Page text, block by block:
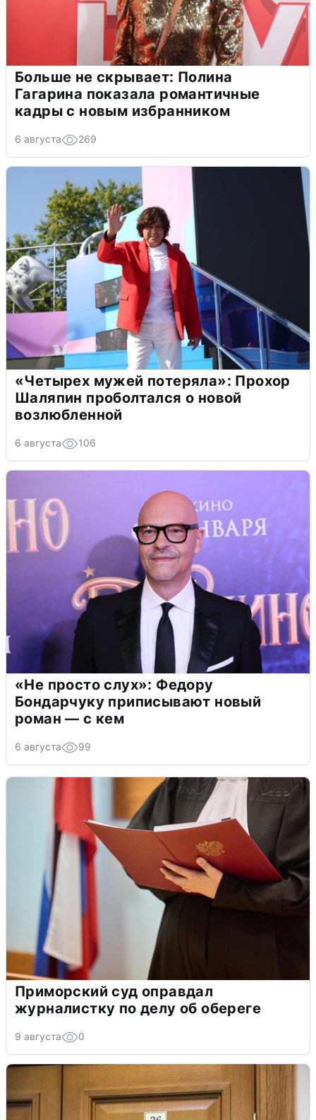
Больше не скрывает: Полина
Гагарина показала романтичные
кадры с новым избранником
6 августа 269
«Четырех мужей потеряла»: Прохор
Шаляпин проболтался о новой
возлюбленной
6 августа 106
«Не просто слух»: Федору
Бондарчуку приписывают новый
роман — с кем
6 августа 99
Приморский суд оправдал
журналистку по делу об обереге
9 августа 0